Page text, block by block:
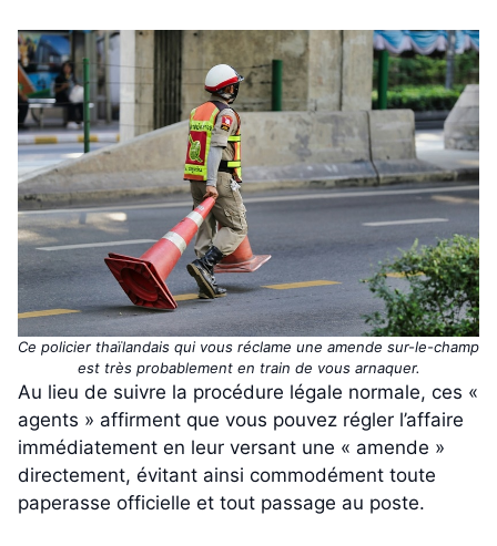
Ce policier thaïlandais qui vous réclame une amende sur-le-champ
est très probablement en train de vous arnaquer.
Au lieu de suivre la procédure légale normale, ces «
agents » affirment que vous pouvez régler l’affaire
immédiatement en leur versant une « amende »
directement, évitant ainsi commodément toute
paperasse officielle et tout passage au poste.